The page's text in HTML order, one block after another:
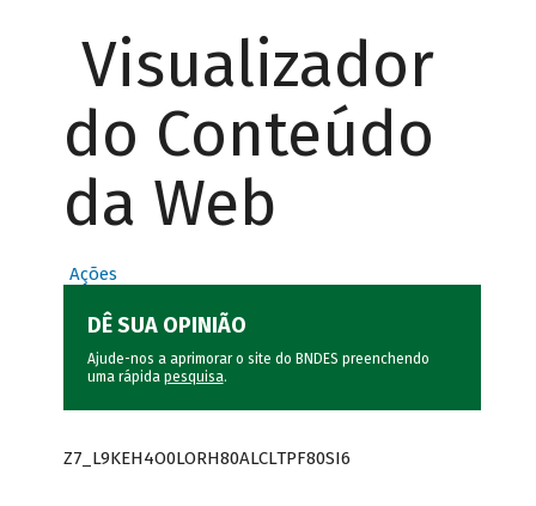
Visualizador
do Conteúdo
da Web
Ações
DÊ SUA OPINIÃO
Ajude-nos a aprimorar o site do BNDES preenchendo
uma rápida pesquisa.
Z7_L9KEH4O0LORH80ALCLTPF80SI6